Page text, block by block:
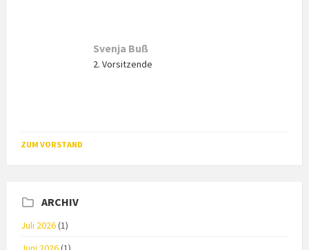
Svenja Buß
2. Vorsitzende
ZUM VORSTAND
ARCHIV
Juli 2026(1)